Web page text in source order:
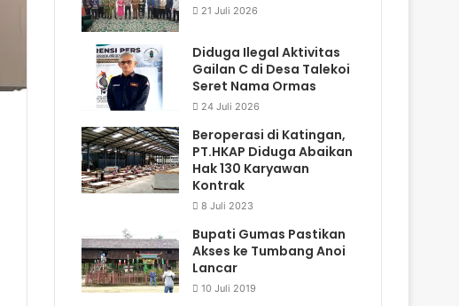
21 Juli 2026
Diduga Ilegal Aktivitas
Gailan C di Desa Talekoi
Seret Nama Ormas
24 Juli 2026
Beroperasi di Katingan,
PT.HKAP Diduga Abaikan
Hak 130 Karyawan
Kontrak
8 Juli 2023
Bupati Gumas Pastikan
Akses ke Tumbang Anoi
Lancar
10 Juli 2019